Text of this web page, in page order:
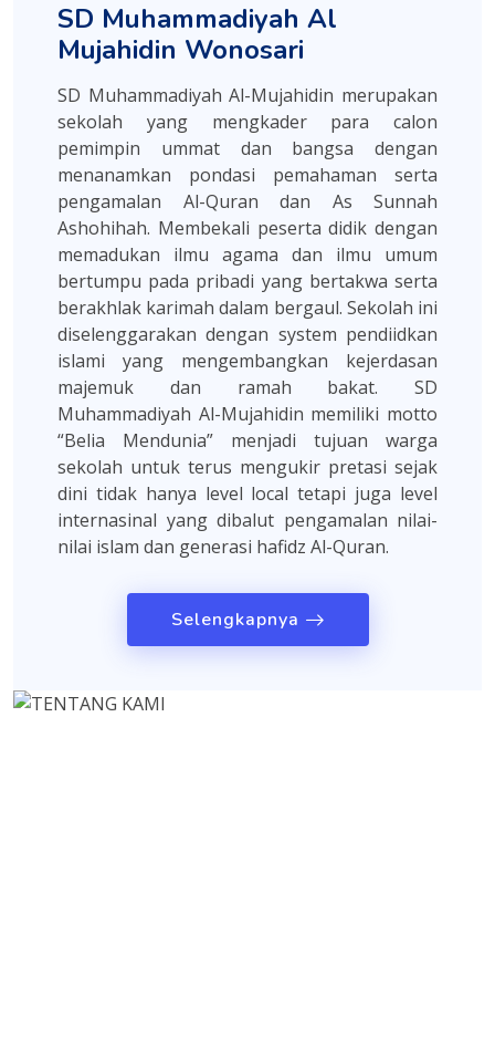
SD Muhammadiyah Al
Mujahidin Wonosari
SD Muhammadiyah Al-Mujahidin merupakan
sekolah yang mengkader para calon
pemimpin ummat dan bangsa dengan
menanamkan pondasi pemahaman serta
pengamalan Al-Quran dan As Sunnah
Ashohihah. Membekali peserta didik dengan
memadukan ilmu agama dan ilmu umum
bertumpu pada pribadi yang bertakwa serta
berakhlak karimah dalam bergaul. Sekolah ini
diselenggarakan dengan system pendiidkan
islami yang mengembangkan kejerdasan
majemuk dan ramah bakat. SD
Muhammadiyah Al-Mujahidin memiliki motto
“Belia Mendunia” menjadi tujuan warga
sekolah untuk terus mengukir pretasi sejak
dini tidak hanya level local tetapi juga level
internasinal yang dibalut pengamalan nilai-
nilai islam dan generasi hafidz Al-Quran.
Selengkapnya